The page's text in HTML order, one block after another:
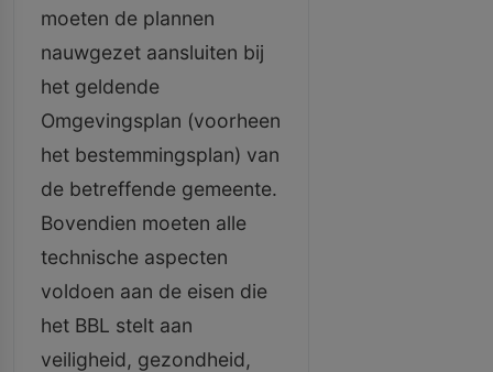
moeten de plannen
nauwgezet aansluiten bij
het geldende
Omgevingsplan (voorheen
het bestemmingsplan) van
de betreffende gemeente.
Bovendien moeten alle
technische aspecten
voldoen aan de eisen die
het BBL stelt aan
veiligheid, gezondheid,